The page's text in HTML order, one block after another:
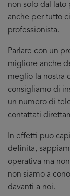
non solo dal lato
anche per tutto
professionista.
Parlare con un
migliore anche
meglio la nostra
consigliamo di
un numero di
contattati
In effetti puo
definita,
operativa ma
non siamo a
davanti a noi.